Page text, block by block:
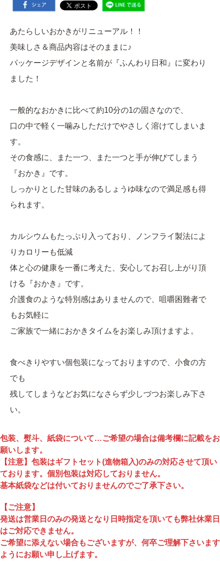
あたらしいおかきがリニューアル！！
美味しさ＆商品内容はそのままに♪
パッケージデザインと名前が『ふんわり日和』に変わり
ました！
一般的なおかきに比べて約10分の1の固さなので、
口の中で軽く一噛みしただけでやさしく溶けてしまいま
す。
その食感に、また一つ、また一つと手が伸びてしまう
『おかき』です。
しっかりとした甘味のあるしょうゆ味なので満足感も得
られます。
カルシウムもたっぷり入っており、ノンフライ製法によ
りカロリーも低減
体と心の健康を一番に考えた、安心してお召し上がり頂
ける『おかき』です。
介護食のような特別感はありませんので、咀嚼困難者で
もお気軽に
ご家族で一緒におかきタイムをお楽しみ頂けますよ。
食べきりやすい個包装になっておりますので、小食の方
でも
残してしまうなどお気になさらず少しづつお楽しみ下さ
い。
包装、熨斗、紙袋について…ご希望の場合は備考欄に記載をお
願いします。
【注意】包装はギフトセット(進物箱入)のみの対応させて頂い
ております。個別包装は対応しておりません。
基本紙袋などは付いておりませんのでご了承下さい。
【ご注意】
発送は営業日のみの発送となり日時指定を頂いても弊社休業日
はご対応できません。
ご希望に添えない場合もございますが、何卒ご理解下さいます
ようにお願い申し上げます。